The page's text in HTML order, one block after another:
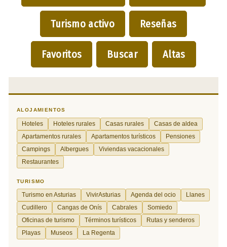
Turismo activo Reseñas
Favoritos Buscar Altas